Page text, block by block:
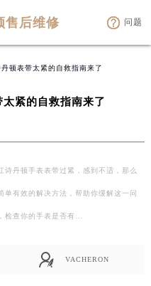
售后维修 问题
顿表带太紧的自救指南来了
紧的自救指南来了
诗丹顿手表表带过紧，感到不适，那么
单有效的解决方法，帮助你缓解这一问
检查你的手表是否有…
VACHERON